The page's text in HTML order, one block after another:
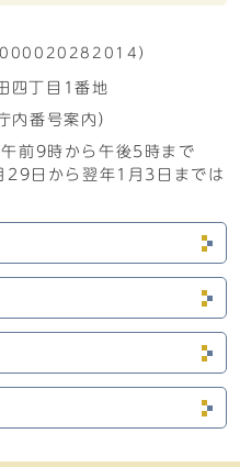
）
四丁目1番地
内番号案内）
前9時から午後5時まで
29日から翌年1月3日までは